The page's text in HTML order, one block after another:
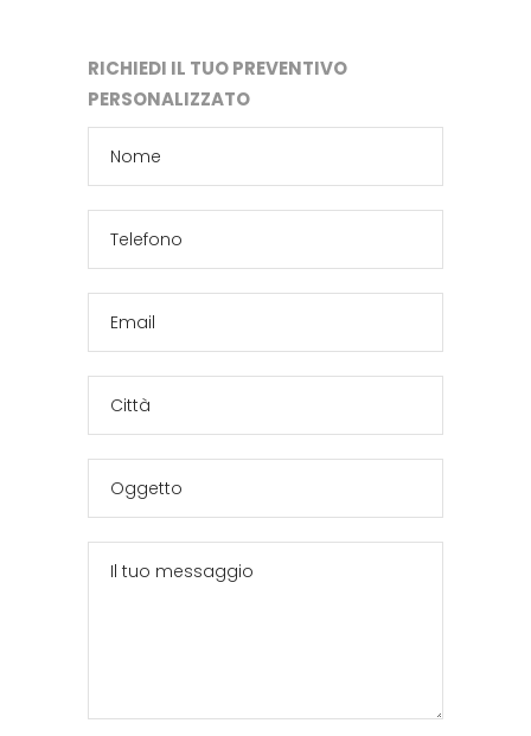
RICHIEDI IL TUO PREVENTIVO
PERSONALIZZATO